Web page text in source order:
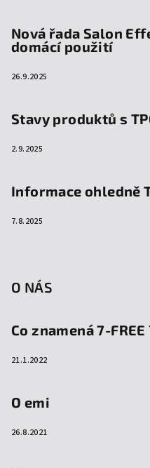
Nová řada Salon
domácí použití
26.9.2025
Stavy produktů s
2.9.2025
Informace ohledně
7.8.2025
O NÁS
Co znamená 7-FREE
21.1.2022
O emi
26.8.2021